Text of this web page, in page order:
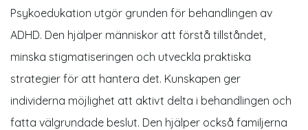
Psykoedukation utgör grunden för behandlingen av
ADHD. Den hjälper människor att förstå tillståndet,
minska stigmatiseringen och utveckla praktiska
strategier för att hantera det. Kunskapen ger
individerna möjlighet att aktivt delta i behandlingen och
fatta välgrundade beslut. Den hjälper också familjerna